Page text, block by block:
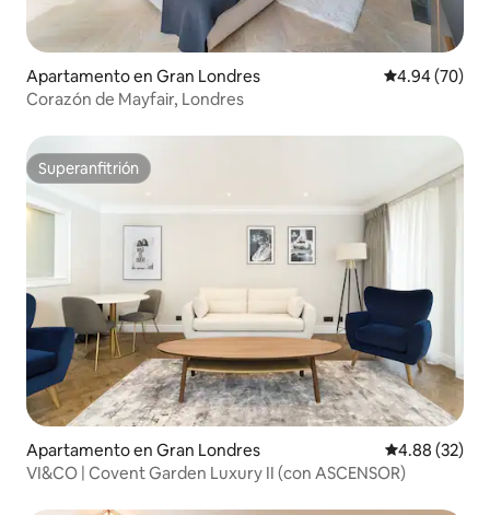
Apartamento en Gran Londres Calificación
4.94 (70)
Corazón de Mayfair, Londres
Superanfitrión
Superanfitrión
Apartamento en Gran Londres Calificación
4.88 (32)
VI&CO | Covent Garden Luxury II (con ASCENSOR)